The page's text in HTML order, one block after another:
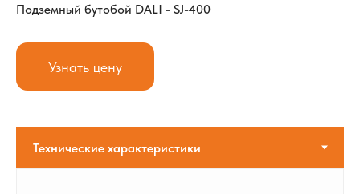
Подземный бутобой DALI - SJ-400
Узнать цену